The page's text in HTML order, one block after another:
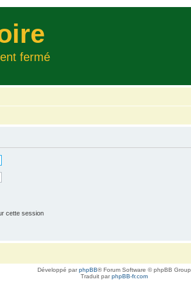
fermé
cette session
Développé parphpBB® Forum Software © phpBB Group
Traduit parphpBB-fr.com